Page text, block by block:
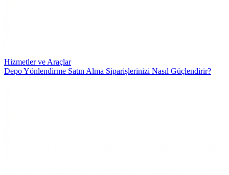
Hizmetler ve Araçlar
Depo Yönlendirme Satın Alma Siparişlerinizi Nasıl Güçlendirir?